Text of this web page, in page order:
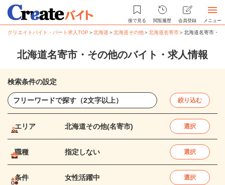
後で見る 閲覧履歴 会員登録 メニュー
クリエイトバイト・パート求人TOP ＞北海道 ＞北海道その他＞北海道名寄市＞北海道名寄市・
北海道名寄市・その他のバイト・求人情報
検索条件の設定
絞り込む
エリア 北海道その他(名寄市) 選択
職種 指定しない 選択
条件 女性活躍中 選択